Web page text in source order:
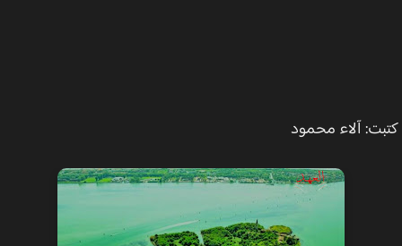
آلاء محمود